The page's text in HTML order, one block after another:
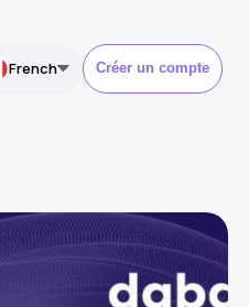
French Créer un compte